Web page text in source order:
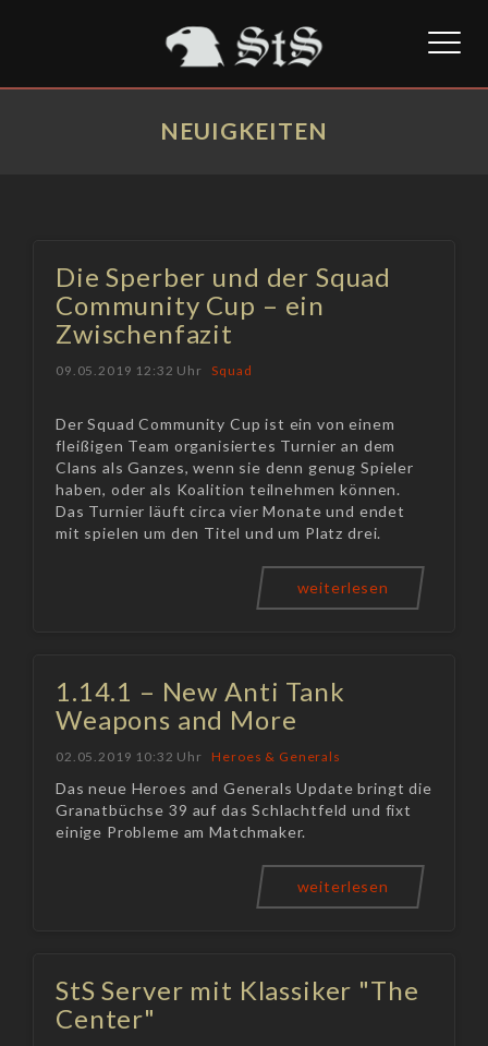
NEUIGKEITEN
Die Sperber und der Squad
Community Cup – ein
Zwischenfazit
09.05.2019 12:32 Uhr Squad
Der Squad Community Cup ist ein von einem
fleißigen Team organisiertes Turnier an dem
Clans als Ganzes, wenn sie denn genug Spieler
haben, oder als Koalition teilnehmen können.
Das Turnier läuft circa vier Monate und endet
mit spielen um den Titel und um Platz drei.
weiterlesen
1.14.1 – New Anti Tank
Weapons and More
02.05.2019 10:32 Uhr Heroes & Generals
Das neue Heroes and Generals Update bringt die
Granatbüchse 39 auf das Schlachtfeld und fixt
einige Probleme am Matchmaker.
weiterlesen
StS Server mit Klassiker "The
Center"